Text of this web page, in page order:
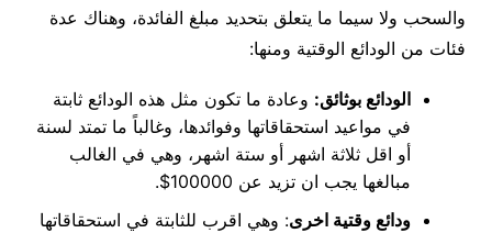
والسحب ولا سيما ما يتعلق بتحديد مبلغ الفائدة، وهناك عدة
فئات من الودائع الوقتية ومنها:
الودائع بوثائق: وعادة ما تكون مثل هذه الودائع ثابتة
في مواعيد استحقاقاتها وفوائدها، وغالباً ما تمتد لسنة
أو اقل ثلاثة اشهر أو ستة اشهر، وهي في الغالب
مبالغها يجب ان تزيد عن 100000$.
ودائع وقتية اخرى: وهي اقرب للثابتة في استحقاقاتها